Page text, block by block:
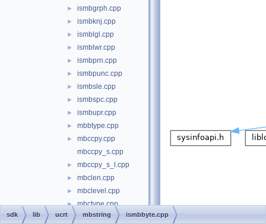
► ismbgrph.cpp
► ismbknj.cpp
► ismblgl.cpp
► ismblwr.cpp
► ismbprn.cpp
► ismbpunc.cpp
► ismbsle.cpp
► ismbspc.cpp
► ismbupr.cpp
► mbbtype.cpp
►
mbccpy.cpp
mbccpy_s.cpp
► mbccpy_s_l.cpp
► mbclen.cpp
► mbclevel.cpp
► mbctype.cpp
► mbsbtype.cpp
sdk lib ucrt mbstring ismbbyte.cpp